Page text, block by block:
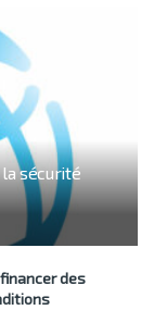
sécurité
des